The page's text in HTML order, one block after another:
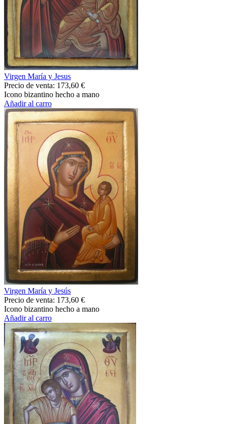
Virgen María y Jesus
Precio de venta: 173,60 €
Icono bizantino hecho a mano
Añadir al carro
Virgen María y Jesús
Precio de venta: 173,60 €
Icono bizantino hecho a mano
Añadir al carro